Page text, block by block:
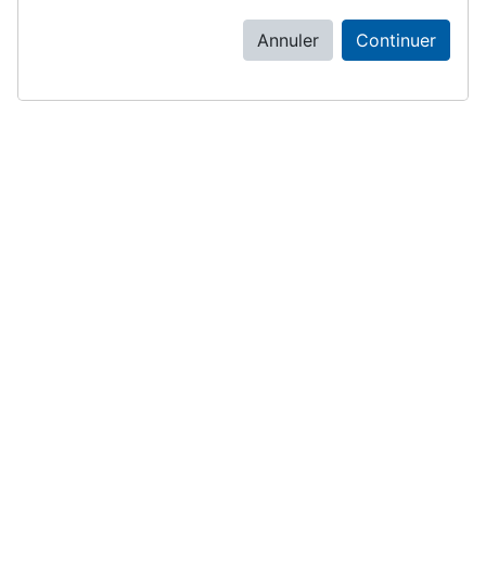
Annuler Continuer